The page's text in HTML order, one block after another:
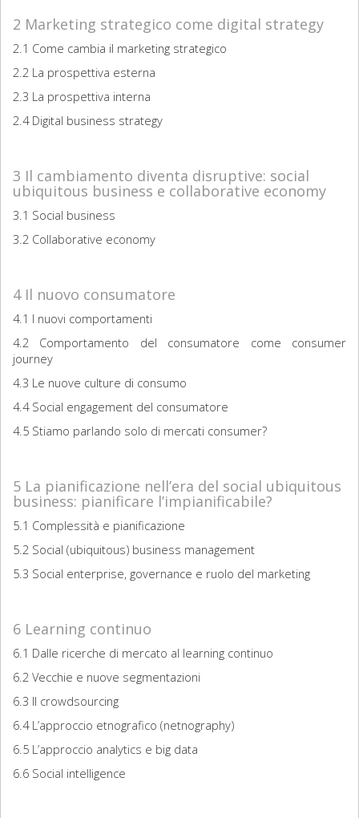
2 Marketing strategico come digital strategy
2.1 Come cambia il marketing strategico
2.2 La prospettiva esterna
2.3 La prospettiva interna
2.4 Digital business strategy
3 Il cambiamento diventa disruptive: social
ubiquitous business e collaborative economy
3.1 Social business
3.2 Collaborative economy
4 Il nuovo consumatore
4.1 I nuovi comportamenti
4.2 Comportamento del consumatore come consumer
journey
4.3 Le nuove culture di consumo
4.4 Social engagement del consumatore
4.5 Stiamo parlando solo di mercati consumer?
5 La pianificazione nell’era del social ubiquitous
business: pianificare l’impianificabile?
5.1 Complessità e pianificazione
5.2 Social (ubiquitous) business management
5.3 Social enterprise, governance e ruolo del marketing
6 Learning continuo
6.1 Dalle ricerche di mercato al learning continuo
6.2 Vecchie e nuove segmentazioni
6.3 Il crowdsourcing
6.4 L’approccio etnografico (netnography)
6.5 L’approccio analytics e big data
6.6 Social intelligence